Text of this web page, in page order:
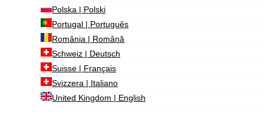
Polska | Polski
Portugal | Português
România | Română
Schweiz | Deutsch
Suisse | Français
Svizzera | Italiano
United Kingdom | English